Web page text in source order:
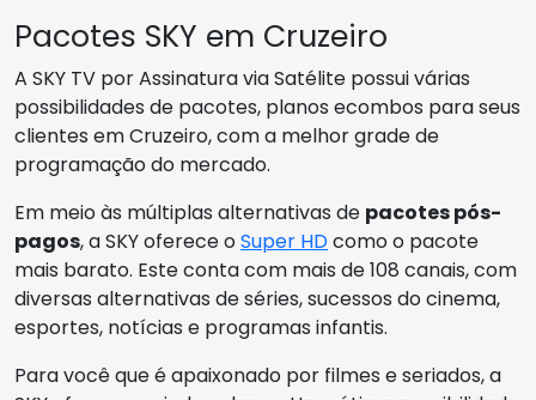
Pacotes SKY em Cruzeiro
A SKY TV por Assinatura via Satélite possui várias
possibilidades de pacotes, planos ecombos para seus
clientes em Cruzeiro, com a melhor grade de
programação do mercado.
Em meio às múltiplas alternativas de pacotes pós-
pagos, a SKY oferece oSuper HDcomo o pacote
mais barato. Este conta com mais de 108 canais, com
diversas alternativas de séries, sucessos do cinema,
esportes, notícias e programas infantis.
Para você que é apaixonado por filmes e seriados, a